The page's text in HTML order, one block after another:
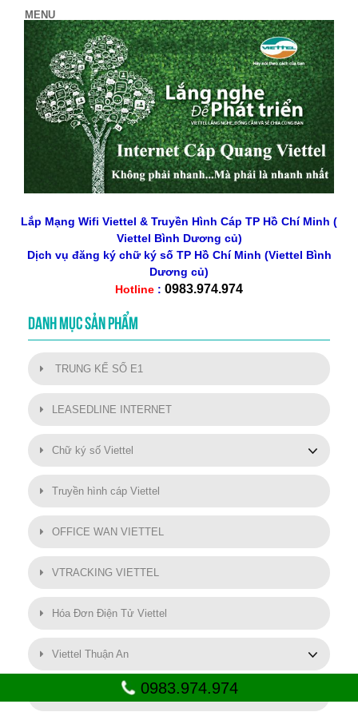
Lắp Mạng Wifi Viettel & Truyền Hình Cáp TP Hồ Chí Minh (
Viettel Bình Dương củ)
Dịch vụ đăng ký chữ ký số TP Hồ Chí Minh (Viettel Bình
Dương củ)
Hotline : 0983.974.974
DANH MỤC SẢN PHẨM
TRUNG KẾ SỐ E1
LEASEDLINE INTERNET
Chữ ký số Viettel
Truyền hình cáp Viettel
OFFICE WAN VIETTEL
VTRACKING VIETTEL
Hóa Đơn Điện Tử Viettel
Viettel Thuận An
SMART MOTOR VIETTEL0983.974.974